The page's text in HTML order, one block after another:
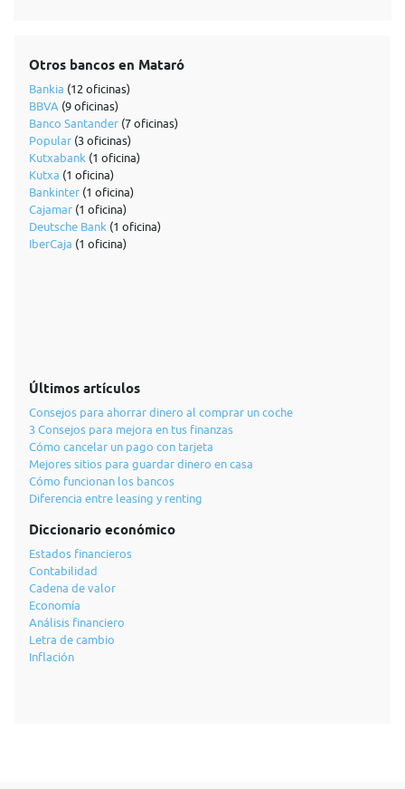
Otros bancos en Mataró
Bankia (12 oficinas)
BBVA (9 oficinas)
Banco Santander (7 oficinas)
Popular (3 oficinas)
Kutxabank (1 oficina)
Kutxa (1 oficina)
Bankinter (1 oficina)
Cajamar (1 oficina)
Deutsche Bank (1 oficina)
IberCaja (1 oficina)
Últimos artículos
Consejos para ahorrar dinero al comprar un coche
3 Consejos para mejora en tus finanzas
Cómo cancelar un pago con tarjeta
Mejores sitios para guardar dinero en casa
Cómo funcionan los bancos
Diferencia entre leasing y renting
Diccionario económico
Estados financieros
Contabilidad
Cadena de valor
Economía
Análisis financiero
Letra de cambio
Inflación